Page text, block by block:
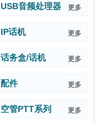
USB音频处理器 更多
IP话机 更多
话务盒/话机 更多
配件 更多
空管PTT系列 更多